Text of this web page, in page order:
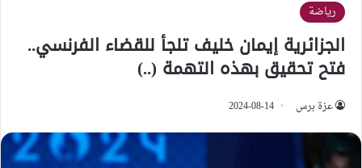
رياضة
الجزائرية إيمان خليف تلجأ للقضاء الفرنسي..
فتح تحقيق بهذه التهمة (..)
عزة برس 2024-08-14